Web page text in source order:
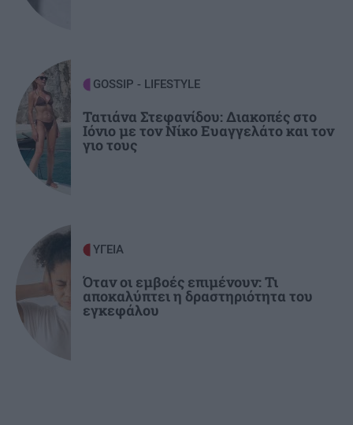
ΚΡΗΤΗ
Νέα άφιξη μεταναστών στην Κρήτη: 57 άτομα
εντοπίστηκαν στα Καπετανιανά
GOSSIP - LIFESTYLE
Τατιάνα Στεφανίδου: Διακοπές στο
Ιόνιο με τον Νίκο Ευαγγελάτο και τον
γιο τους
ΥΓΕΙΑ
Όταν οι εμβοές επιμένουν: Τι
αποκαλύπτει η δραστηριότητα του
εγκεφάλου